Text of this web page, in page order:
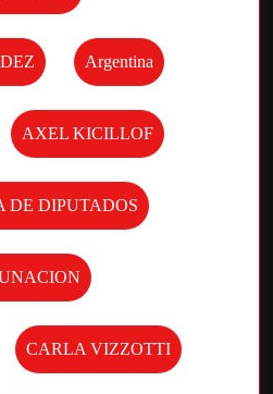
Argentina
AXEL KICILLOF
DE DIPUTADOS
CARLA VIZZOTTI